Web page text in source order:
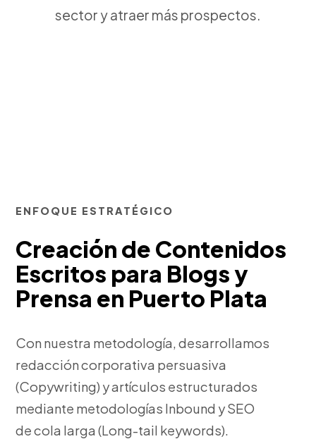
sector y atraer más prospectos.
ENFOQUE ESTRATÉGICO
Creación de Contenidos
Escritos para Blogs y
Prensa en Puerto Plata
Con nuestra metodología, desarrollamos
redacción corporativa persuasiva
(Copywriting) y artículos estructurados
mediante metodologías Inbound y SEO
de cola larga (Long-tail keywords).